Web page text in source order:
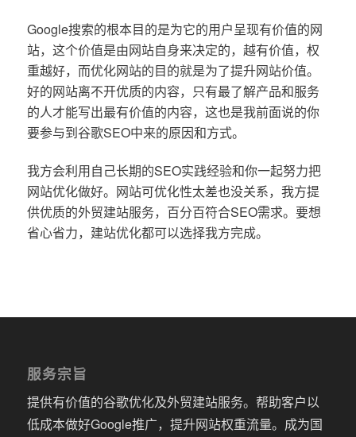
Google搜索的根本目的是为它的用户呈现有价值的网
站，这个价值是由网站自身来决定的，越有价值，权
重越好，而优化网站的目的就是为了提升网站价值。
好的网站离不开优质的内容，只有最了解产品和服务
的人才能写出最有价值的内容，这也是我前面说的你
要参与到谷歌SEO中来的原因和方式。
我方会利用自己长期的SEO实践经验和你一起努力把
网站优化做好。网站可优化性太差也没关系，我方提
供优质的外贸建站服务，百分百符合SEO需求。要想
省心省力，建站优化都可以选择我方完成。
服务宗旨
提供有价值的谷歌优化及外贸建站服务。帮助客户以
低成本做好Google推广，提升网站权重流量。成为国